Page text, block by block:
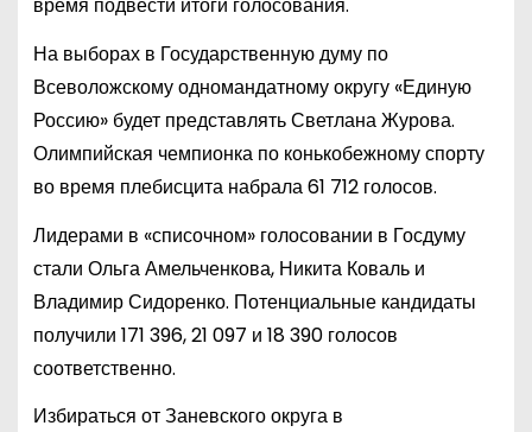
На выборах в Государственную думу по
Всеволожскому одномандатному округу «Единую
Россию» будет представлять Светлана Журова.
Олимпийская чемпионка по конькобежному спорту
во время плебисцита набрала 61 712 голосов.
Лидерами в «списочном» голосовании в Госдуму
стали Ольга Амельченкова, Никита Коваль и
Владимир Сидоренко. Потенциальные кандидаты
получили 171 396, 21 097 и 18 390 голосов
соответственно.
Избираться от Заневского округа в